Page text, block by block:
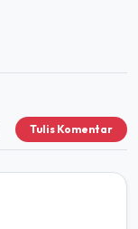
Tulis Komentar